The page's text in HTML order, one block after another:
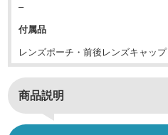
–
付属品
レンズポーチ・前後レンズキャップ
商品説明